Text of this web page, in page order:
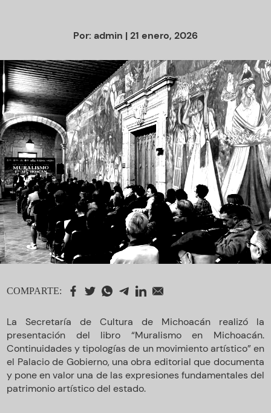
Por: admin | 21 enero, 2026
COMPARTE:
La Secretaría de Cultura de Michoacán realizó la
presentación del libro “Muralismo en Michoacán.
Continuidades y tipologías de un movimiento artístico” en
el Palacio de Gobierno, una obra editorial que documenta
y pone en valor una de las expresiones fundamentales del
patrimonio artístico del estado.